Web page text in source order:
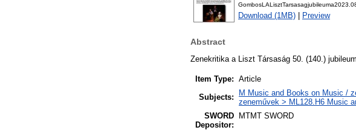
Download (1MB) Preview
Abstract
Zenekritika a Liszt Társaság 50. (140.)
Item Type: Article
Subjects:
M Music and Books on Music /
zeneművek > ML128.H6 Music
SWORD
Depositor:
MTMT SWORD